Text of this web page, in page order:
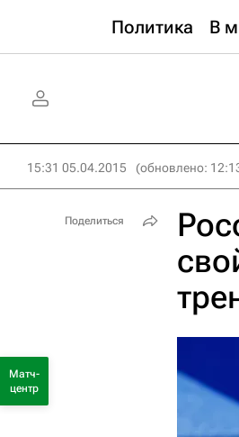
Политика В
15:31 05.04.2015 (обновлено:
Поделиться
Матч-
центр